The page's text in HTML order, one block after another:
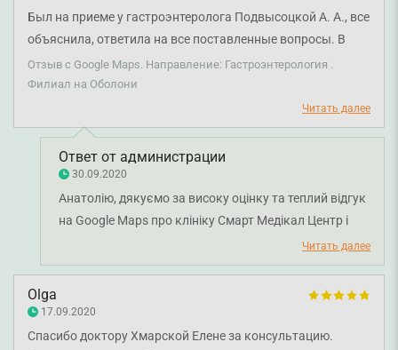
Был на приеме у гастроэнтеролога Подвысоцкой А. А., все
объяснила, ответила на все поставленные вопросы. В
клинике чисто и приятно. Приветливые администраторы.
Отзыв с Google Maps. Направление: Гастроэнтерология .
Филиал на Оболони
Читать далее
Ответ от администрации
30.09.2020
Анатолію, дякуємо за високу оцінку та теплий відгук
на Google Maps про клініку Смарт Медікал Центр і
нашого лікаря-гастроентеролога Підвисоцьку Анну
Олександрівну. Нам дуже приємно, що сервіс
персоналу залишили у вас такі теплі емоції. Дякуємо
за довіру і щиро бажаємо вам міцного здоров'я!
Читать далее
Olga
17.09.2020
Спасибо доктору Хмарской Елене за консультацию.